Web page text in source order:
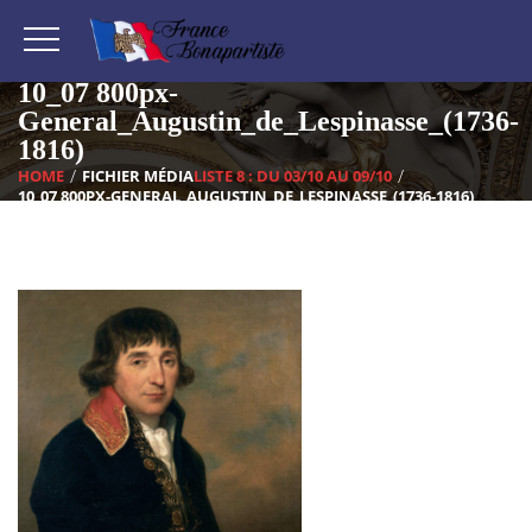
10_07 800px-
General_Augustin_de_Lespinasse_(1736-
1816)
HOME FICHIER MÉDIALISTE 8 : DU 03/10 AU 09/10
10_07 800PX-GENERAL_AUGUSTIN_DE_LESPINASSE_(1736-1816)